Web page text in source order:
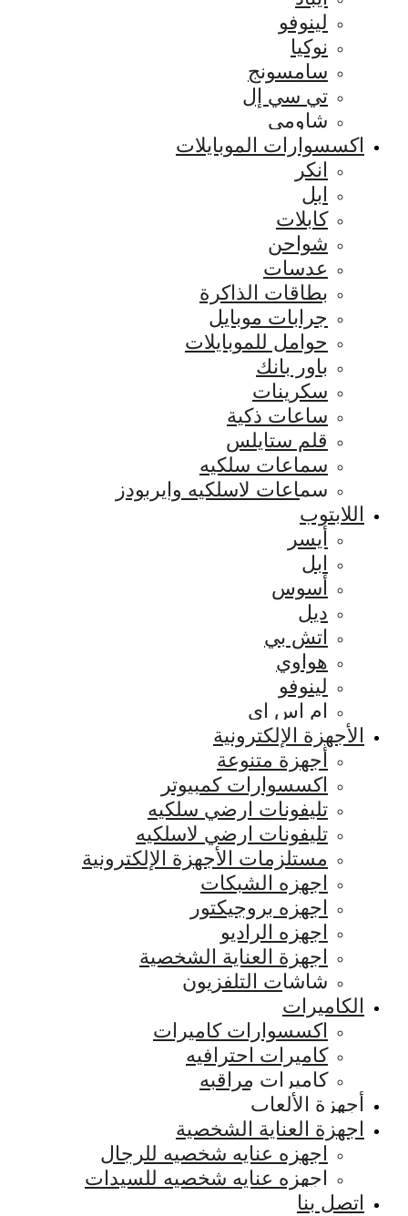
لينوفو
نوكيا
سامسونج
تي سي إل
شاومي
اكسسوارات الموبايلات
انكر
ابل
كابلات
شواحن
عدسات
بطاقات الذاكرة
جرابات موبايل
حوامل للموبايلات
باور بانك
سكرينات
ساعات ذكية
قلم ستايلس
سماعات سلكيه
سماعات لاسلكيه وايربودز
اللابتوب
أيسر
ابل
أسوس
ديل
اتش بي
هواوي
لينوفو
ام اس اي
الأجهزة الإلكترونية
أجهزة متنوعة
اكسسوارات كمبيوتر
تليفونات ارضي سلكيه
تليفونات ارضي لاسلكيه
مستلزمات الأجهزة الإلكترونية
اجهزه الشبكات
اجهزه بروجيكتور
اجهزه الراديو
اجهزة العناية الشخصية
شاشات التلفزيون
الكاميرات
اكسسوارات كاميرات
كاميرات احترافيه
كاميرات مراقبه
أجهزة الألعاب
اجهزة العناية الشخصية
اجهزه عنايه شخصيه للرجال
اجهزه عنايه شخصيه للسيدات
اتصل بنا